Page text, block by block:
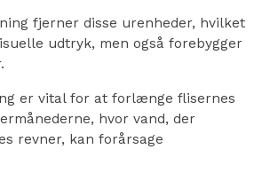
fjerner disse urenheder, hvilket
udtryk, men også forebygger
er vital for at forlænge flisernes
hvor vand, der
revner, kan forårsage